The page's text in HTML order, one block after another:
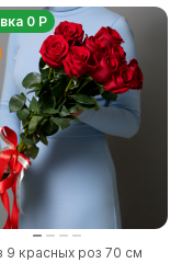
0 Р
9 красных роз 70 см